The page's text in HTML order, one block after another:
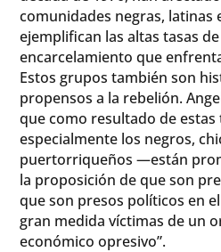
comunidades negras, latinas
ejemplifican las altas tasas
encarcelamiento que
Estos grupos también son
propensos a la rebelión.
que como resultado de estas
especialmente los negros,
puertorriqueños —están
la proposición de que son
que son presos políticos en
gran medida víctimas de un
económico opresivo”.